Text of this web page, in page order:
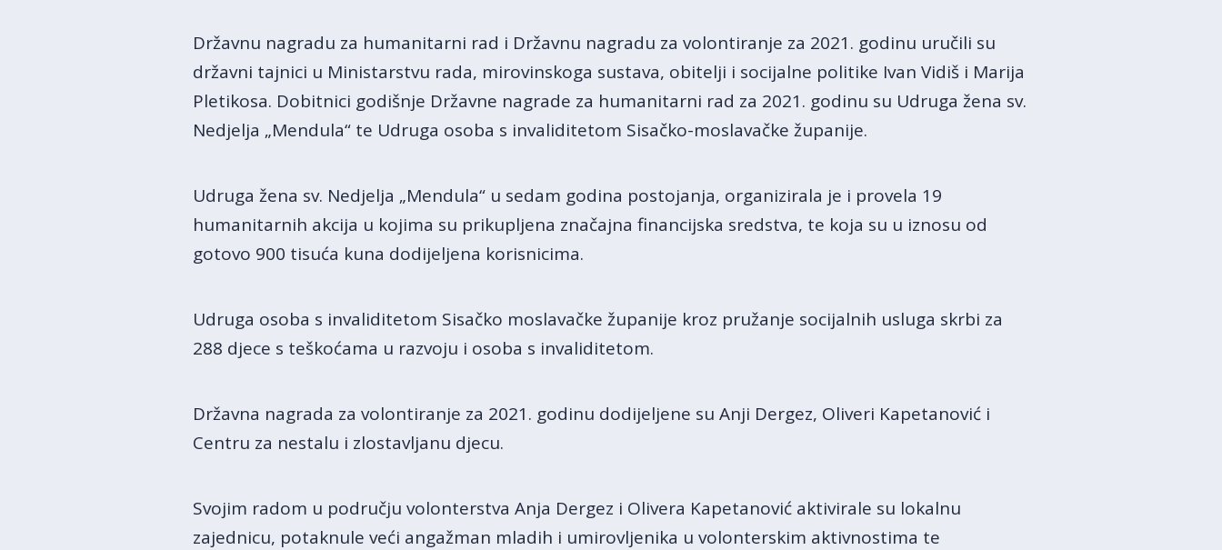
Državnu nagradu za humanitarni rad i Državnu nagradu za volontiranje za 2021. godinu uručili su
državni tajnici u Ministarstvu rada, mirovinskoga sustava, obitelji i socijalne politike Ivan Vidiš i Marija
Pletikosa. Dobitnici godišnje Državne nagrade za humanitarni rad za 2021. godinu su Udruga žena sv.
Nedjelja „Mendula“ te Udruga osoba s invaliditetom Sisačko-moslavačke županije.
Udruga žena sv. Nedjelja „Mendula“ u sedam godina postojanja, organizirala je i provela 19
humanitarnih akcija u kojima su prikupljena značajna financijska sredstva, te koja su u iznosu od
gotovo 900 tisuća kuna dodijeljena korisnicima.
Udruga osoba s invaliditetom Sisačko moslavačke županije kroz pružanje socijalnih usluga skrbi za
288 djece s teškoćama u razvoju i osoba s invaliditetom.
Državna nagrada za volontiranje za 2021. godinu dodijeljene su Anji Dergez, Oliveri Kapetanović i
Centru za nestalu i zlostavljanu djecu.
Svojim radom u području volonterstva Anja Dergez i Olivera Kapetanović aktivirale su lokalnu
zajednicu, potaknule veći angažman mladih i umirovljenika u volonterskim aktivnostima te